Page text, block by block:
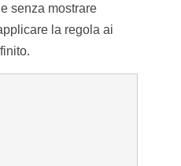
senza mostrare
la regola ai